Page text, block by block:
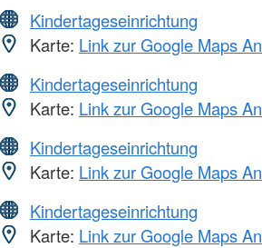
Kindertageseinrichtung
Karte: Link zur Google Maps
Kindertageseinrichtung
Karte: Link zur Google Maps
Kindertageseinrichtung
Karte: Link zur Google Maps
Kindertageseinrichtung
Karte: Link zur Google Maps